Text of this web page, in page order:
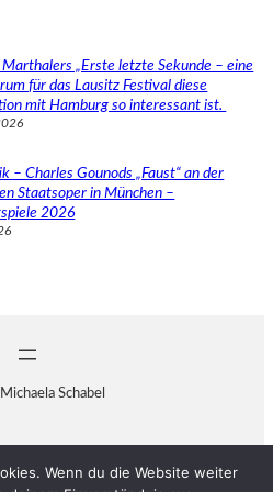
„Erste letzte Sekunde – eine
für das Lausitz Festival diese
mit Hamburg so interessant ist.
– Charles Gounods „Faust“ an der
Staatsoper in München –
2026
Schabel
Wenn du die Website weiter